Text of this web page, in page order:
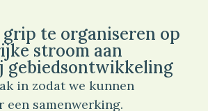
te organiseren op
stroom aan
gebiedsontwikkeling
in zodat we kunnen
een samenwerking.